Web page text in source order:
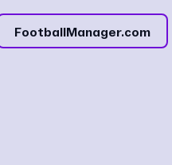
FootballManager.com